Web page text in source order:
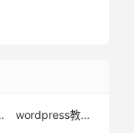
wordpress教程